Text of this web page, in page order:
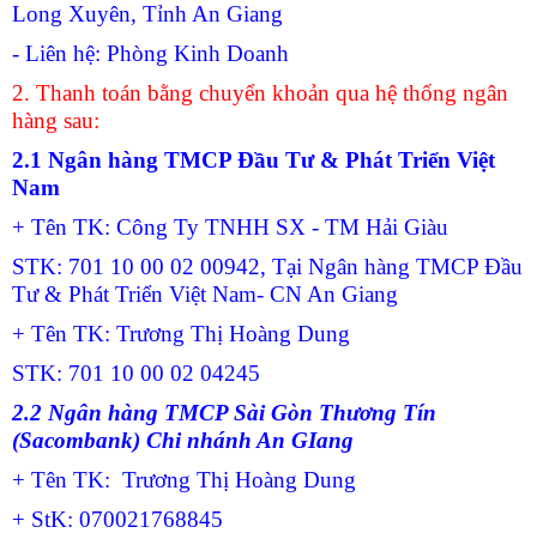
Long Xuyên, Tỉnh An Giang
- Liên hệ: Phòng Kinh Doanh
2. Thanh toán bằng chuyển khoản qua hệ thống ngân
hàng sau:
2.1 Ngân hàng TMCP Đầu Tư & Phát Triển Việt
Nam
+ Tên TK: Công Ty TNHH SX - TM Hải Giàu
STK: 701 10 00 02 00942, Tại Ngân hàng TMCP Đầu
Tư & Phát Triển Việt Nam- CN An Giang
+ Tên TK: Trương Thị Hoàng Dung
STK: 701 10 00 02 04245
2.2 Ngân hàng TMCP Sài Gòn Thương Tín
(Sacombank) Chi nhánh An GIang
+ Tên TK: Trương Thị Hoàng Dung
+ StK: 070021768845